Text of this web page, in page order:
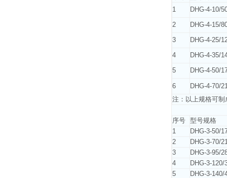
1
DHG-4-10/
2
DHG-4-15/
3
DHG-4-25/
4
DHG-4-35/
5
DHG-4-50/
6
DHG-4-70/
注：以上规格可
序号
型号规格
1
DHG-3-50/
2
DHG-3-70/
3
DHG-3-95/
4
DHG-3-120/
5
DHG-3-140/